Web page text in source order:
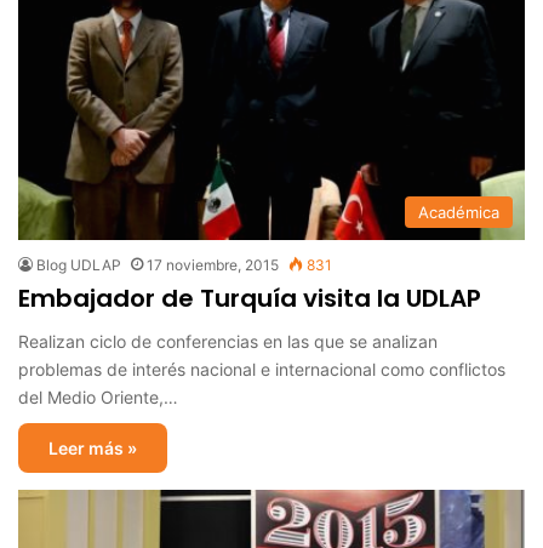
Académica
Blog UDLAP 17 noviembre, 2015 831
Embajador de Turquía visita la UDLAP
Realizan ciclo de conferencias en las que se analizan
problemas de interés nacional e internacional como conflictos
del Medio Oriente,…
Leer más »